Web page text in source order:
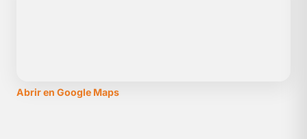
Abrir en Google Maps